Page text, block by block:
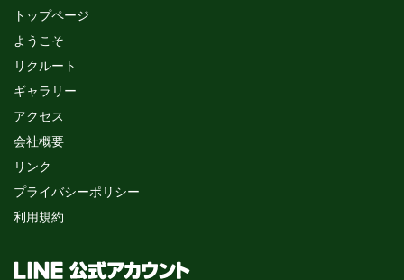
トップページ
ようこそ
リクルート
ギャラリー
アクセス
会社概要
リンク
プライバシーポリシー
利用規約